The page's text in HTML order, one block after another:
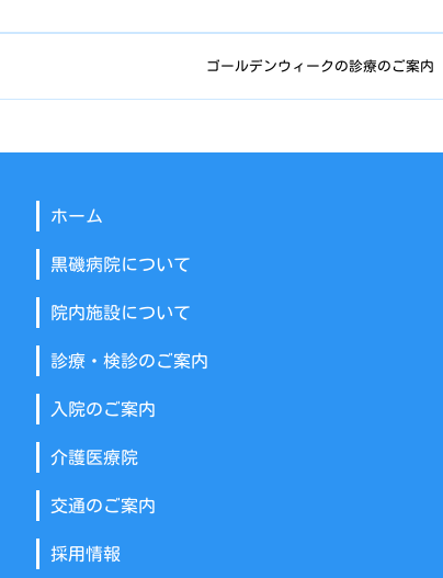
ゴールデンウィークの診療のご案内
ホーム
黒磯病院について
院内施設について
診療・検診のご案内
入院のご案内
介護医療院
交通のご案内
採用情報